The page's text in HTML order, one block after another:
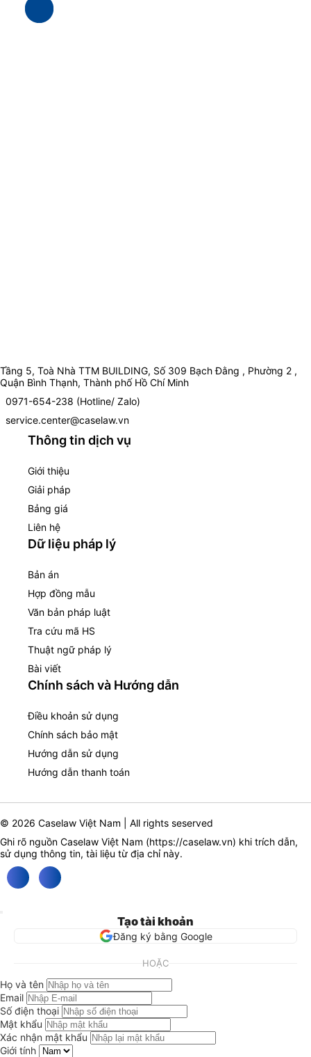
Tầng 5, Toà Nhà TTM BUILDING, Số 309 Bạch Đằng , Phường 2 ,
Quận Bình Thạnh, Thành phố Hồ Chí Minh
0971-654-238 (Hotline/ Zalo)
service.center@caselaw.vn
Thông tin dịch vụ
Giới thiệu
Giải pháp
Bảng giá
Liên hệ
Dữ liệu pháp lý
Bản án
Hợp đồng mẫu
Văn bản pháp luật
Tra cứu mã HS
Thuật ngữ pháp lý
Bài viết
Chính sách và Hướng dẫn
Điều khoản sử dụng
Chính sách bảo mật
Hướng dẫn sử dụng
Hướng dẫn thanh toán
© 2026 Caselaw Việt Nam | All rights seserved
Ghi rõ nguồn Caselaw Việt Nam (https://caselaw.vn) khi trích dẫn,
sử dụng thông tin, tài liệu từ địa chỉ này.
Tạo tài khoản
Đăng ký bằng Google
HOẶC
Họ và tên
Email
Số điện thoại
Mật khẩu
Xác nhận mật khẩu
Giới tính